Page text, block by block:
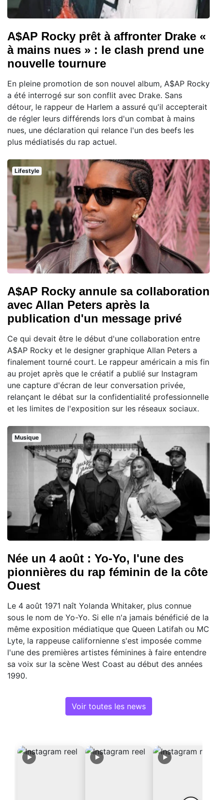
A$AP Rocky prêt à affronter Drake «
à mains nues » : le clash prend une
nouvelle tournure
En pleine promotion de son nouvel album, A$AP Rocky
a été interrogé sur son conflit avec Drake. Sans
détour, le rappeur de Harlem a assuré qu'il accepterait
de régler leurs différends lors d'un combat à mains
nues, une déclaration qui relance l'un des beefs les
plus médiatisés du rap actuel.
Lifestyle
A$AP Rocky annule sa collaboration
avec Allan Peters après la
publication d'un message privé
Ce qui devait être le début d'une collaboration entre
A$AP Rocky et le designer graphique Allan Peters a
finalement tourné court. Le rappeur américain a mis fin
au projet après que le créatif a publié sur Instagram
une capture d'écran de leur conversation privée,
relançant le débat sur la confidentialité professionnelle
et les limites de l'exposition sur les réseaux sociaux.
Musique
Née un 4 août : Yo-Yo, l'une des
pionnières du rap féminin de la côte
Ouest
Le 4 août 1971 naît Yolanda Whitaker, plus connue
sous le nom de Yo-Yo. Si elle n'a jamais bénéficié de la
même exposition médiatique que Queen Latifah ou MC
Lyte, la rappeuse californienne s'est imposée comme
l'une des premières artistes féminines à faire entendre
sa voix sur la scène West Coast au début des années
1990.
Voir toutes les news